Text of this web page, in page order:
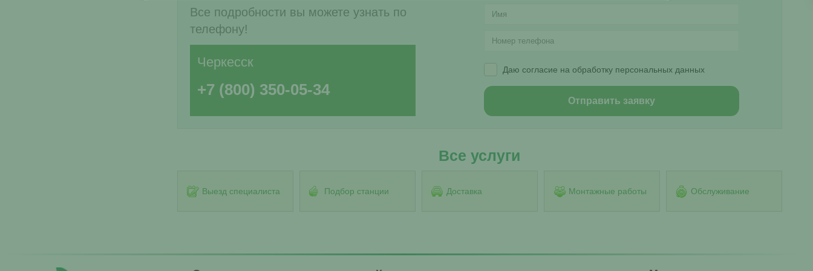
Все подробности вы можете узнать по
телефону!
Черкесск
+7 (800) 350-05-34
Даю согласие на обработку персональных данных
Все услуги
Выезд специалиста Подбор станции Доставка Монтажные работы Обслуживание